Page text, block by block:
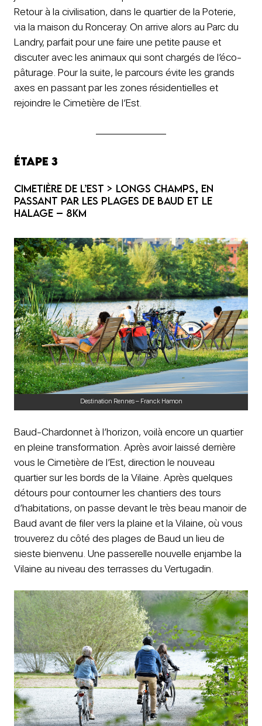
Retour à la civilisation, dans le quartier de la Poterie,
via la maison du Ronceray. On arrive alors au Parc du
Landry, parfait pour une faire une petite pause et
discuter avec les animaux qui sont chargés de l’éco-
pâturage. Pour la suite, le parcours évite les grands
axes en passant par les zones résidentielles et
rejoindre le Cimetière de l’Est.
Étape 3
Cimetière de l’Est > Longs Champs, en
passant par les plages de Baud et le
halage – 8km
Destination Rennes – Franck Hamon
Baud-Chardonnet à l’horizon, voilà encore un quartier
en pleine transformation. Après avoir laissé derrière
vous le Cimetière de l’Est, direction le nouveau
quartier sur les bords de la Vilaine. Après quelques
détours pour contourner les chantiers des tours
d’habitations, on passe devant le très beau manoir de
Baud avant de filer vers la plaine et la Vilaine, où vous
trouverez du côté des plages de Baud un lieu de
sieste bienvenu. Une passerelle nouvelle enjambe la
Vilaine au niveau des terrasses du Vertugadin.